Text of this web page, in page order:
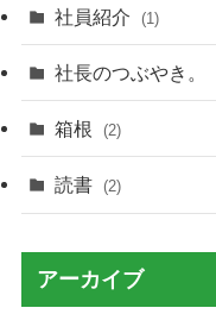
社員紹介 (1)
社長のつぶやき。
箱根 (2)
読書 (2)
アーカイブ